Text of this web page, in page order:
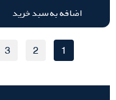
اضافه به سبد خرید
1
2
3